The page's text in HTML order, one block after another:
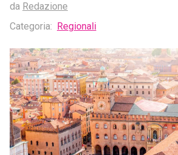
da Redazione
Categoria:
Regionali